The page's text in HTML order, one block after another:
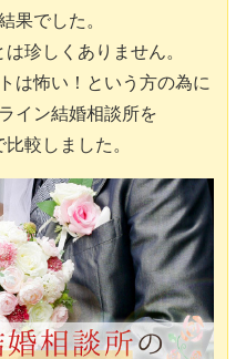
果でした。
珍しくありません。
は怖い！という方の為に
イン結婚相談所を
較しました。